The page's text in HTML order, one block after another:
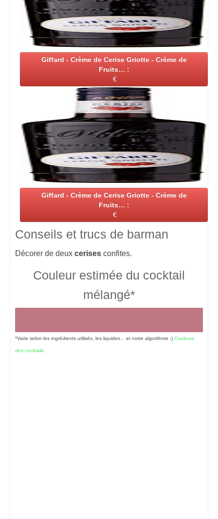
Giffard - Crème de Cerise Griotte - Crème de
Fruits… :
€
Giffard - Crème de Cerise Griotte - Crème de
Fruits… :
€
Conseils et trucs de barman
Décorer de deux cerises confites.
Couleur estimée du cocktail
mélangé*
*Varie selon les ingrédients utilisés, les liquides... et notre algorithme ;) Couleurs
des cocktails